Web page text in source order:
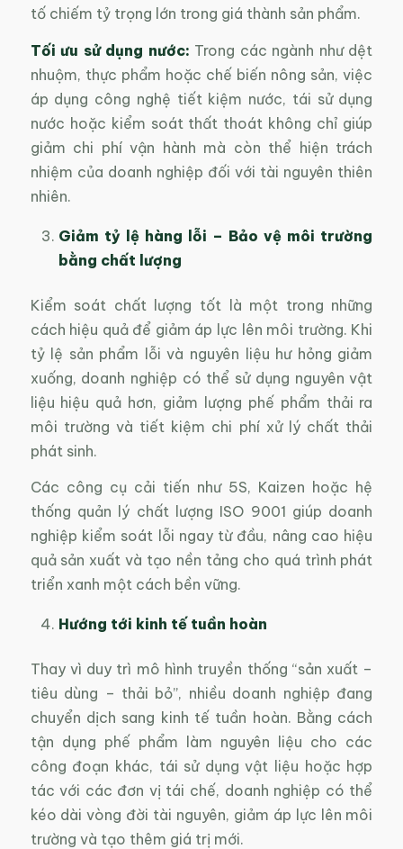
tố chiếm tỷ trọng lớn trong giá thành sản phẩm.
Tối ưu sử dụng nước: Trong các ngành như dệt
nhuộm, thực phẩm hoặc chế biến nông sản, việc
áp dụng công nghệ tiết kiệm nước, tái sử dụng
nước hoặc kiểm soát thất thoát không chỉ giúp
giảm chi phí vận hành mà còn thể hiện trách
nhiệm của doanh nghiệp đối với tài nguyên thiên
nhiên.
Giảm tỷ lệ hàng lỗi – Bảo vệ môi trường
bằng chất lượng
Kiểm soát chất lượng tốt là một trong những
cách hiệu quả để giảm áp lực lên môi trường. Khi
tỷ lệ sản phẩm lỗi và nguyên liệu hư hỏng giảm
xuống, doanh nghiệp có thể sử dụng nguyên vật
liệu hiệu quả hơn, giảm lượng phế phẩm thải ra
môi trường và tiết kiệm chi phí xử lý chất thải
phát sinh.
Các công cụ cải tiến như 5S, Kaizen hoặc hệ
thống quản lý chất lượng ISO 9001 giúp doanh
nghiệp kiểm soát lỗi ngay từ đầu, nâng cao hiệu
quả sản xuất và tạo nền tảng cho quá trình phát
triển xanh một cách bền vững.
Hướng tới kinh tế tuần hoàn
Thay vì duy trì mô hình truyền thống “sản xuất –
tiêu dùng – thải bỏ”, nhiều doanh nghiệp đang
chuyển dịch sang kinh tế tuần hoàn. Bằng cách
tận dụng phế phẩm làm nguyên liệu cho các
công đoạn khác, tái sử dụng vật liệu hoặc hợp
tác với các đơn vị tái chế, doanh nghiệp có thể
kéo dài vòng đời tài nguyên, giảm áp lực lên môi
trường và tạo thêm giá trị mới.